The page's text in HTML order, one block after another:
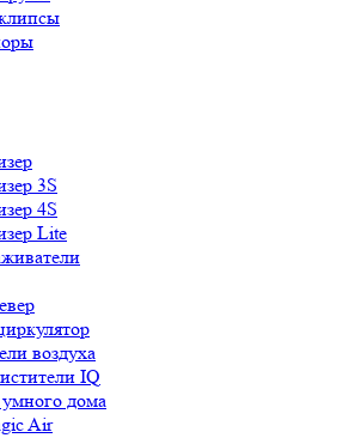
3S
4S
Lite
воздуха
IQ
дома
Air